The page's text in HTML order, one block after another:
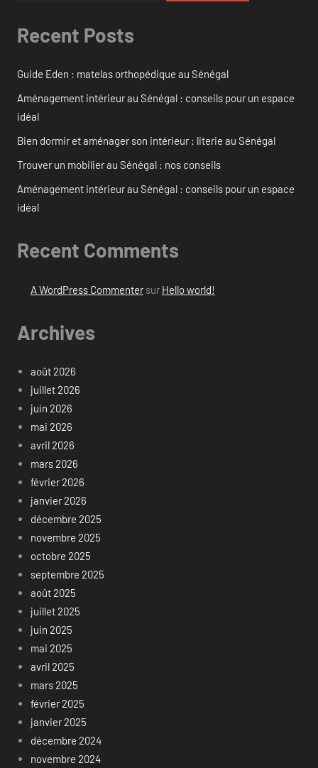
Recent Posts
Guide Eden : matelas orthopédique au Sénégal
Aménagement intérieur au Sénégal : conseils pour un espace
idéal
Bien dormir et aménager son intérieur : literie au Sénégal
Trouver un mobilier au Sénégal : nos conseils
Aménagement intérieur au Sénégal : conseils pour un espace
idéal
Recent Comments
A WordPress Commentersur Hello world!
Archives
août 2026
juillet 2026
juin 2026
mai 2026
avril 2026
mars 2026
février 2026
janvier 2026
décembre 2025
novembre 2025
octobre 2025
septembre 2025
août 2025
juillet 2025
juin 2025
mai 2025
avril 2025
mars 2025
février 2025
janvier 2025
décembre 2024
novembre 2024